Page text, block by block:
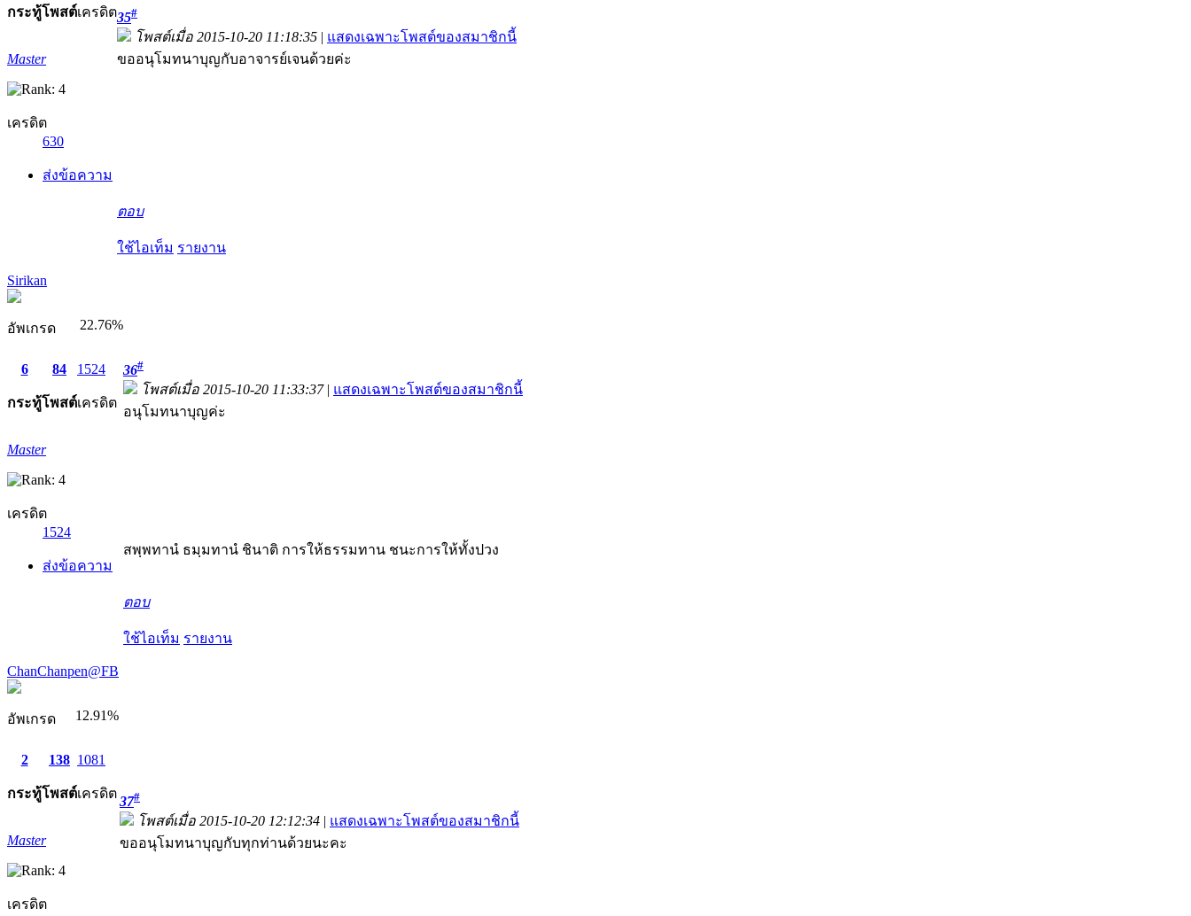
กระทู้โพสต์เครดิต
Master
เครดิต
630
ส่งข้อความ
35#
โพสต์เมื่อ 2015-10-20 11:18:35 | แสดงเฉพาะโพสต์ของสมาชิกนี้
ขออนุโมทนาบุญกับอาจารย์เจนด้วยค่ะ
ตอบ
ใช้ไอเท็ม รายงาน
Sirikan
อัพเกรด 22.76%
6
กระทู้
84
โพสต์
1524
เครดิต
Master
เครดิต
1524
ส่งข้อความ
36#
โพสต์เมื่อ 2015-10-20 11:33:37 | แสดงเฉพาะโพสต์ของสมาชิกนี้
อนุโมทนาบุญค่ะ
สพฺพทานํ ธมฺมทานํ ชินาติ การให้ธรรมทาน ชนะการให้ทั้งปวง
ตอบ
ใช้ไอเท็ม รายงาน
ChanChanpen@FB
อัพเกรด 12.91%
2
กระทู้
138
โพสต์
1081
เครดิต
Master
เครดิต
37#
โพสต์เมื่อ 2015-10-20 12:12:34 | แสดงเฉพาะโพสต์ของสมาชิกนี้
ขออนุโมทนาบุญกับทุกท่านด้วยนะคะ